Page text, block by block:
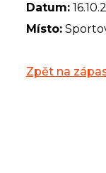
Datum:
Místo:
Zpět na